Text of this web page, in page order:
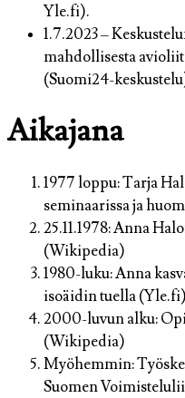
Yle.fi).
1.7.2023–
mahdollisesta
(Suomi24-
Aikajana
1977 loppu: Tarja
seminaarissa ja
25.11.1978: Anna
(Wikipedia)
1980-luku: Anna
isoäidin tuella (Yle.fi)
2000-luvun alku:
(Wikipedia)
Myöhemmin:
Suomen